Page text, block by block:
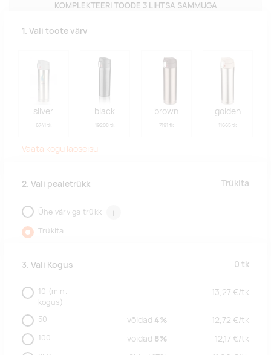
KOMPLEKTEERI TOODE 3 LIHTSA SAMMUGA
1. Vali toote värv
silver
6741 tk
black
19208 tk
brown
7191 tk
golden
11665 tk
Vaata kogu laoseisu
2. Vali pealetrükk Trükita
Ühe värviga trükk i
Trükita
3. Vali Kogus 0 tk
10 (min.
kogus)
13,27 €/tk
50 võidad 4% 12,72 €/tk
100 võidad 8% 12,17 €/tk